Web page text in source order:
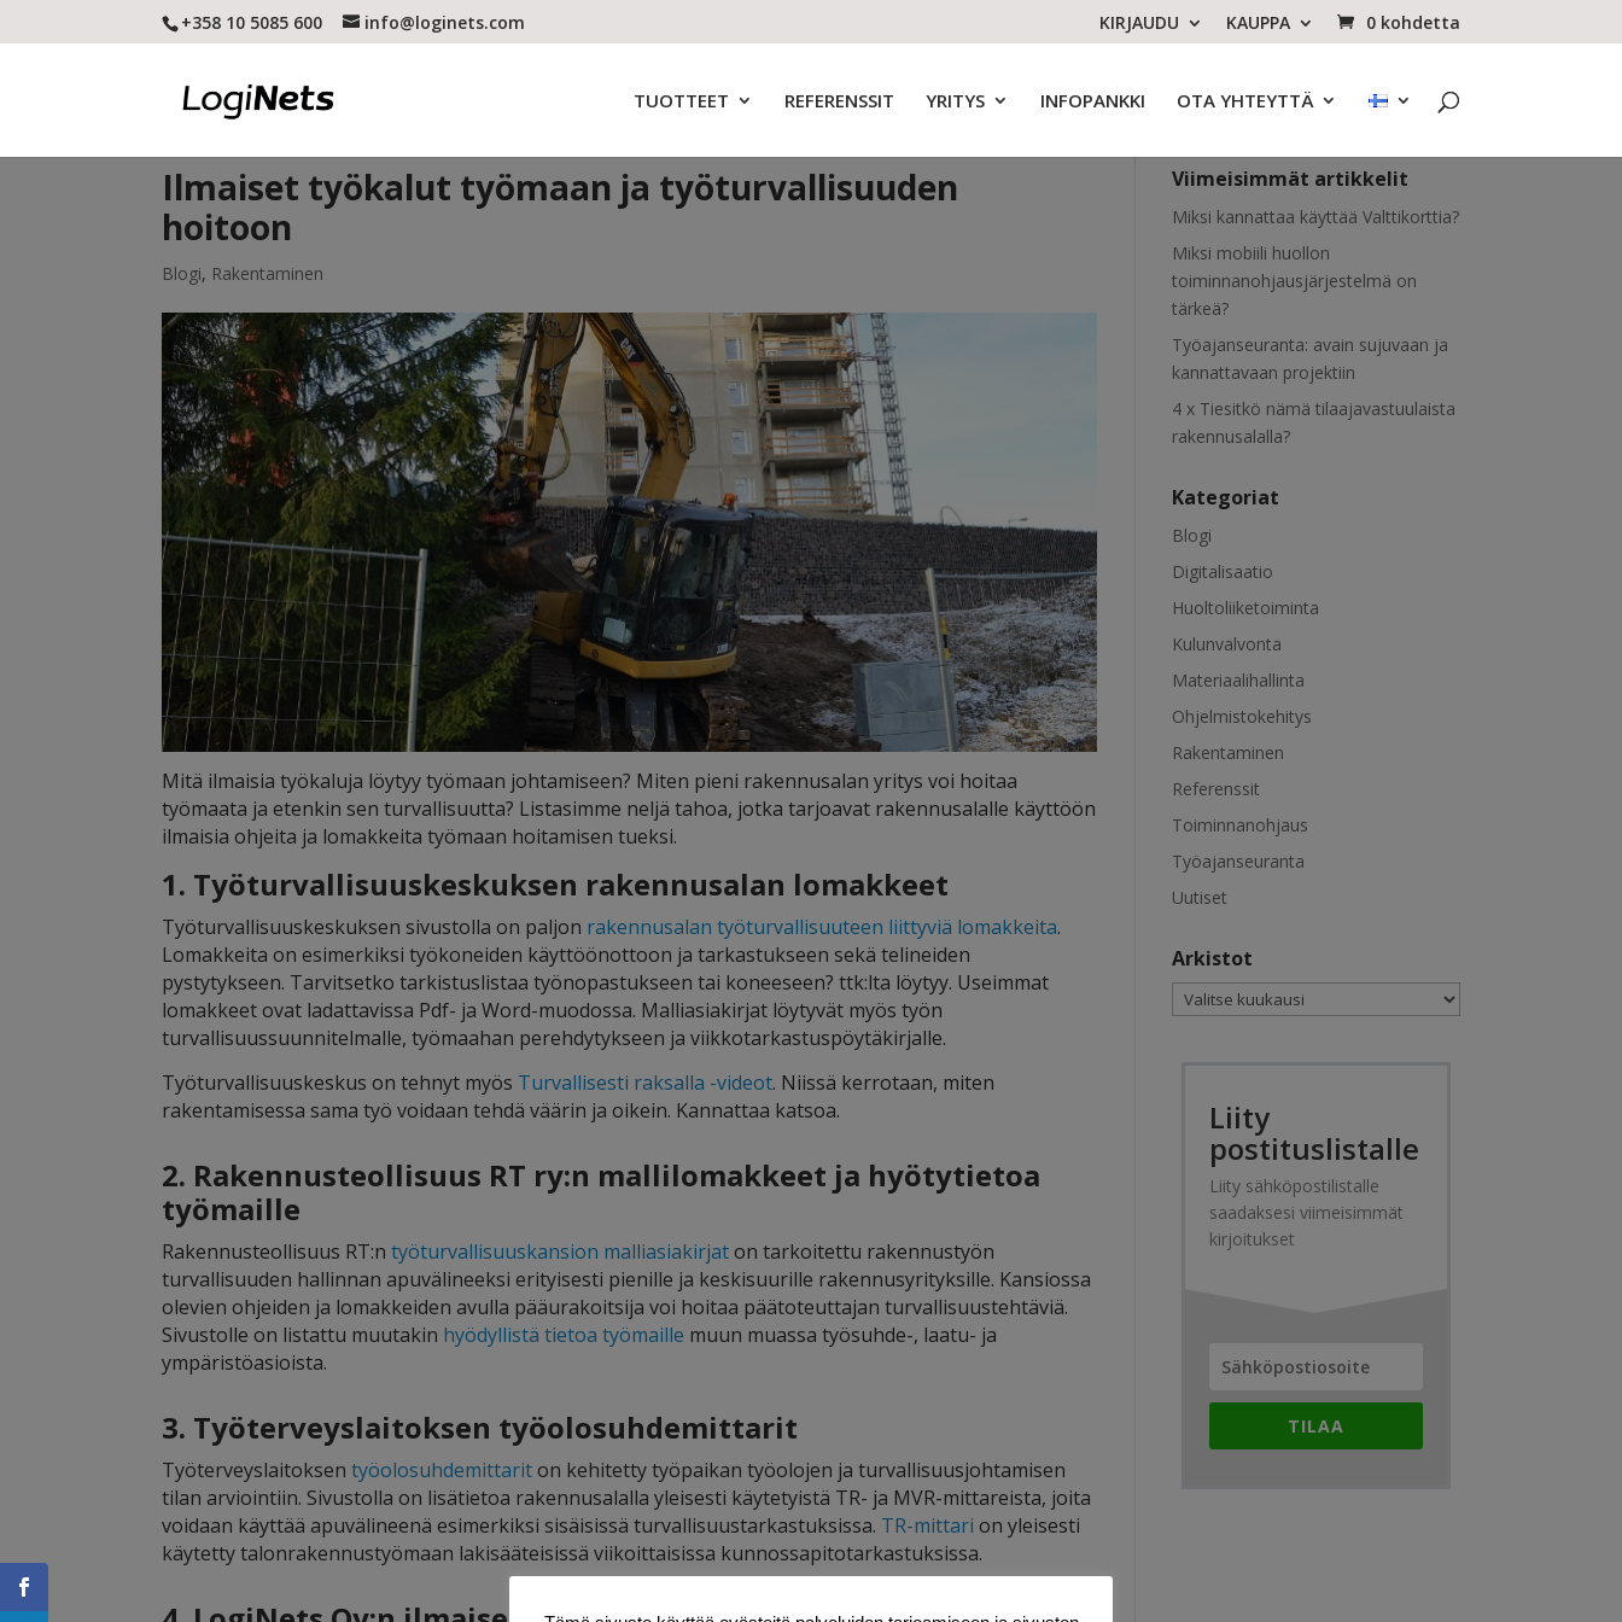
+358 10 5085 600 info@loginets.com KIRJAUDU KAUPPA 0 kohdetta
TUOTTEET REFERENSSIT YRITYS INFOPANKKI OTA YHTEYTTÄ
Ilmaiset työkalut työmaan ja työturvallisuuden
hoitoon
Blogi, Rakentaminen
Mitä ilmaisia työkaluja löytyy työmaan johtamiseen? Miten pieni rakennusalan yritys voi hoitaa
työmaata ja etenkin sen turvallisuutta? Listasimme neljä tahoa, jotka tarjoavat rakennusalalle käyttöön
ilmaisia ohjeita ja lomakkeita työmaan hoitamisen tueksi.
1. Työturvallisuuskeskuksen rakennusalan lomakkeet
Työturvallisuuskeskuksen sivustolla on paljon rakennusalan työturvallisuuteen liittyviä lomakkeita.
Lomakkeita on esimerkiksi työkoneiden käyttöönottoon ja tarkastukseen sekä telineiden
pystytykseen. Tarvitsetko tarkistuslistaa työnopastukseen tai koneeseen? ttk:lta löytyy. Useimmat
lomakkeet ovat ladattavissa Pdf- ja Word-muodossa. Malliasiakirjat löytyvät myös työn
turvallisuussuunnitelmalle, työmaahan perehdytykseen ja viikkotarkastuspöytäkirjalle.
Työturvallisuuskeskus on tehnyt myös Turvallisesti raksalla -videot. Niissä kerrotaan, miten
rakentamisessa sama työ voidaan tehdä väärin ja oikein. Kannattaa katsoa.
2. Rakennusteollisuus RT ry:n mallilomakkeet ja hyötytietoa
työmaille
Rakennusteollisuus RT:ntyöturvallisuuskansion malliasiakirjaton tarkoitettu rakennustyön
turvallisuuden hallinnan apuvälineeksi erityisesti pienille ja keskisuurille rakennusyrityksille. Kansiossa
olevien ohjeiden ja lomakkeiden avulla pääurakoitsija voi hoitaa päätoteuttajan turvallisuustehtäviä.
Sivustolle on listattu muutakin hyödyllistä tietoa työmaille muun muassa työsuhde-, laatu- ja
ympäristöasioista.
3. Työterveyslaitoksen työolosuhdemittarit
Työterveyslaitoksentyöolosuhdemittariton kehitetty työpaikan työolojen ja turvallisuusjohtamisen
tilan arviointiin. Sivustolla on lisätietoa rakennusalalla yleisesti käytetyistä TR- ja MVR-mittareista, joita
voidaan käyttää apuvälineenä esimerkiksi sisäisissä turvallisuustarkastuksissa. TR-mittari on yleisesti
käytetty talonrakennustyömaan lakisääteisissä viikoittaisissa kunnossapitotarkastuksissa.
Viimeisimmät artikkelit
Miksi kannattaa käyttää Valttikorttia?
Miksi mobiili huollon
toiminnanohjausjärjestelmä on
tärkeä?
Työajanseuranta: avain sujuvaan ja
kannattavaan projektiin
4 x Tiesitkö nämä tilaajavastuulaista
rakennusalalla?
Kategoriat
Blogi
Digitalisaatio
Huoltoliiketoiminta
Kulunvalvonta
Materiaalihallinta
Ohjelmistokehitys
Rakentaminen
Referenssit
Toiminnanohjaus
Työajanseuranta
Uutiset
Arkistot
Arkistot
Liity
postituslistalle
Liity sähköpostilistalle
saadaksesi viimeisimmät
kirjoitukset
TILAA